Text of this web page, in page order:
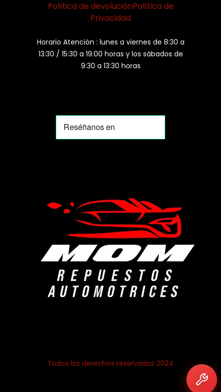
Política de devoluciónPolítica de
Privacidad
Horario Atención : lunes a viernes de 8:30 a
13:30 / 15:30 a 19:00 horas y los sábados de
9:30 a 13:30 horas
Todos los derechos reservados 2024